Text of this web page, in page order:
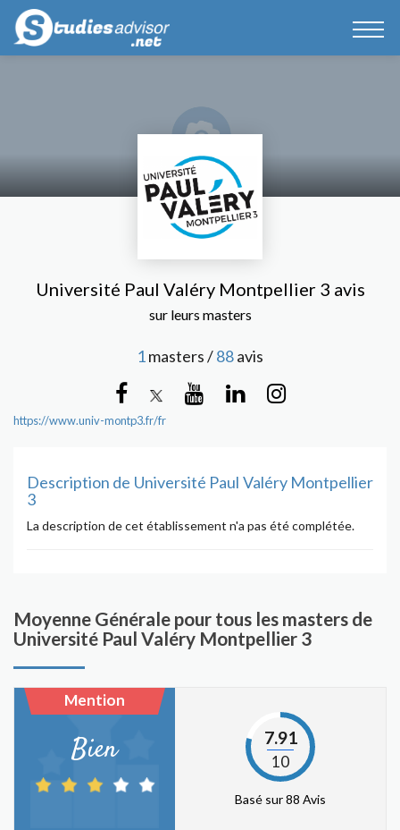
Université Paul Valéry Montpellier 3 avis
sur leurs masters
1masters /88avis
https://www.univ-montp3.fr/fr
Description de Université Paul Valéry Montpellier
3
La description de cet établissement n'a pas été complétée.
Moyenne Générale pour tous les masters de
Université Paul Valéry Montpellier 3
Mention
Bien 7.91
10
Basé sur 88 Avis